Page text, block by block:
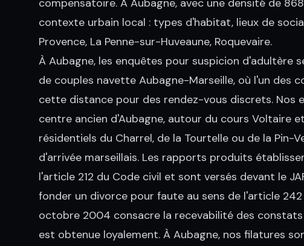
compensatoire. À Aubagne, avec une densité de
contexte urbain local : types d'habitat, lieux de
Provence, La Penne-sur-Huveaune, Roquevaire.
À Aubagne, les enquêtes pour suspicion
de couples navette Aubagne-Marseille, où l'un des
cette distance pour des rendez-vous discrets. Nos
centre ancien d'Aubagne, autour du cours Voltaire
résidentiels du Charrel, de la Tourtelle ou de la Pin-
d'arrivée marseillais. Les rapports produits
l'article 212 du Code civil et sont versés devant le
fonder un divorce pour faute au sens de l'article 242
octobre 2004 consacre la recevabilité des
est obtenue loyalement. À Aubagne, nos filatures